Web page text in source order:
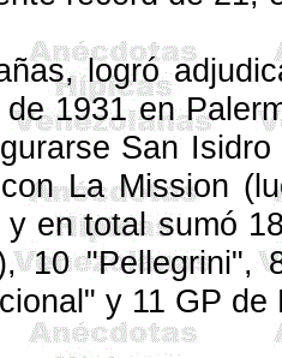
logró
1931 en
San
conLaMission
en total sumó
10 "Pellegrini",
y 11 GP de